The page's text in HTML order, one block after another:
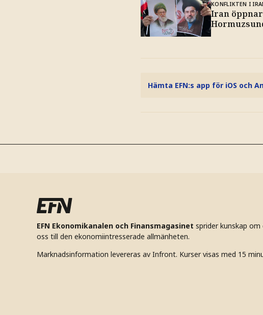
KONFLIKTEN I
Iran
Hämta EFN:s app för iOS och
EFN Ekonomikanalen och Finansmagasinet sprider kunskap
oss till den ekonomiintresserade allmänheten.
Marknadsinformation levereras av Infront. Kurser visas med 15